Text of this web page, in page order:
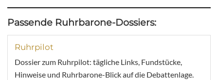
Passende Ruhrbarone-Dossiers:
Ruhrpilot
Dossier zum Ruhrpilot: tägliche Links, Fundstücke,
Hinweise und Ruhrbarone-Blick auf die Debattenlage.